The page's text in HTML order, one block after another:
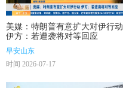
美媒：特朗普有意扩大对伊行动
伊方：若遭袭将对等回应
早安山东
时间 2026-07-17